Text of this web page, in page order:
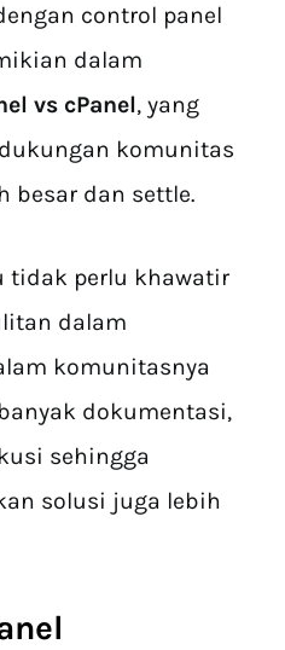
control panel
dalam
vs cPanel, yang
komunitas
besar dan settle.
tidak perlu khawatir
dalam
komunitasnya
dokumentasi,
sehingga
solusi juga lebih